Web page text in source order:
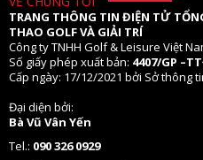
TRANG THÔNG TIN ĐIỆN TỬ
THAO GOLF VÀ GIẢI TRÍ
Công ty TNHH Golf & Leisure Việt
Số giấy phép xuất bản: 4407/GP
Cấp ngày: 17/12/2021 bởi Sở thông
Đại diện bởi:
Bà Vũ Vân Yến
Tel.: 090 326 0929